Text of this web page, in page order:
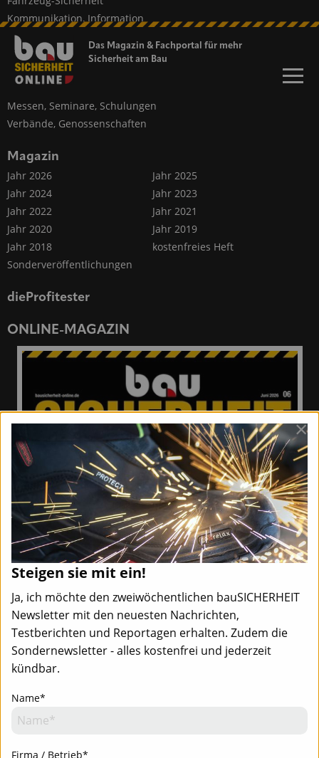
Das Magazin & Fachportal für mehr
Sicherheit am Bau
Kommunikation, Information
Workwear
Firmen
Hersteller, Händler, Vermieter
Messen, Seminare, Schulungen
Verbände, Genossenschaften
Magazin
Jahr 2026
Jahr 2025
Jahr 2024
Jahr 2023
Jahr 2022
Jahr 2021
Jahr 2020
Jahr 2019
Jahr 2018
kostenfreies Heft
Sonderveröffentlichungen
dieProfitester
ONLINE-MAGAZIN
Steigen sie mit ein!
Ja, ich möchte den zweiwöchentlichen bauSICHERHEIT
Newsletter mit den neuesten Nachrichten,
Testberichten und Reportagen erhalten. Zudem die
Sondernewsletter - alles kostenfrei und jederzeit
kündbar.
Name*
Firma / Betrieb*
×